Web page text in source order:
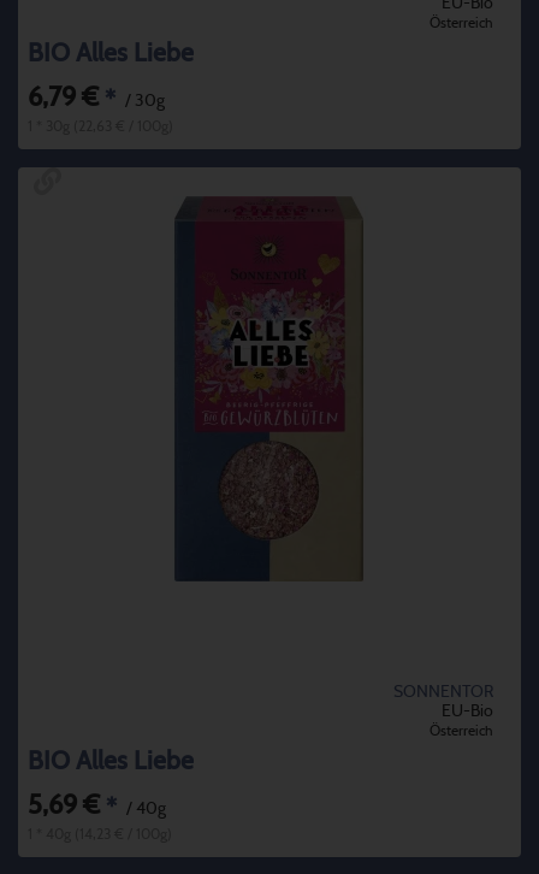
Österreich
BIO Alles Liebe
6,79 € * / 30g
SONNENTOR
EU-Bio
Österreich
BIO Alles Liebe
5,69 € * / 40g